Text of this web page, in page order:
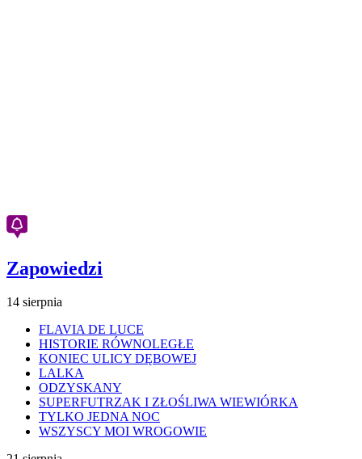
Zapowiedzi
14 sierpnia
FLAVIA DE LUCE
HISTORIE RÓWNOLEGŁE
KONIEC ULICY DĘBOWEJ
LALKA
ODZYSKANY
SUPERFUTRZAK I ZŁOŚLIWA WIEWIÓRKA
TYLKO JEDNA NOC
WSZYSCY MOI WROGOWIE